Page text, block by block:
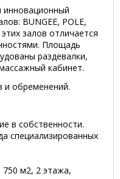
инновационный
BUNGEE, POLE,
залов отличается
Площадь
раздевалки,
кабинет.
и обременений.
в собственности.
специализированных
м2, 2 этажа,